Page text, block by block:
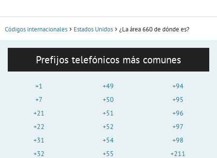
Códigos internacionales Estados Unidos ¿La área 660 de dónde es?
Prefijos telefónicos más comunes
+1
+7
+21
+22
+31
+32
+49
+50
+51
+52
+54
+55
+94
+95
+96
+97
+98
+211